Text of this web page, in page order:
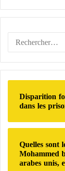
Disparition
dans les
Quelles sont
Mohammed
arabes unis,